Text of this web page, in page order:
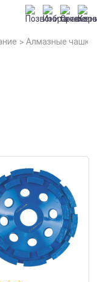
Алмазные чашки